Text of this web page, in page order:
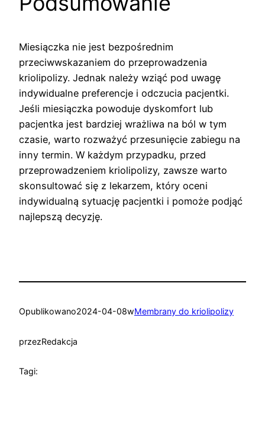
Miesiączka nie jest bezpośrednim
przeciwwskazaniem do przeprowadzenia
kriolipolizy. Jednak należy wziąć pod uwagę
indywidualne preferencje i odczucia pacjentki.
Jeśli miesiączka powoduje dyskomfort lub
pacjentka jest bardziej wrażliwa na ból w tym
czasie, warto rozważyć przesunięcie zabiegu na
inny termin. W każdym przypadku, przed
przeprowadzeniem kriolipolizy, zawsze warto
skonsultować się z lekarzem, który oceni
indywidualną sytuację pacjentki i pomoże podjąć
najlepszą decyzję.
Opublikowano2024-04-08wMembrany do kriolipolizy
przezRedakcja
Tagi: